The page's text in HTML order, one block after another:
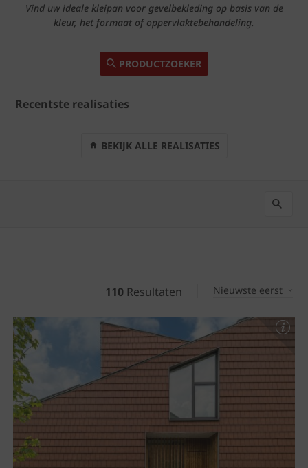
Vind uw ideale kleipan voor gevelbekleding op basis van de
kleur, het formaat of oppervlaktebehandeling.
PRODUCTZOEKER
Recentste realisaties
BEKIJK ALLE REALISATIES
110 Resultaten Nieuwste eerst